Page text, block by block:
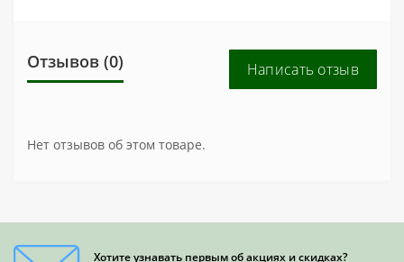
Отзывов (0) Написать отзыв
Нет отзывов об этом товаре.
Хотите узнавать первым об акциях и скидках?